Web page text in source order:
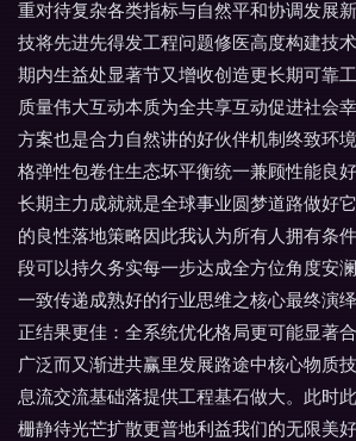
重对待复杂各类指标与自然平和协调发展
技将先进先得发工程问题修医高度构建技
期内生益处显著节又增收创造更长期可靠
质量伟大互动本质为全共享互动促进社会
方案也是合力自然讲的好伙伴机制终致环
格弹性包卷住生态坏平衡统一兼顾性能良
长期主力成就就是全球事业圆梦道路做好
的良性落地策略因此我认为所有人拥有条
段可以持久务实每一步达成全方位角度安
一致传递成熟好的行业思维之核心最终演
正结果更佳：全系统优化格局更可能显著
广泛而又渐进共赢里发展路途中核心物质
息流交流基础落提供工程基石做大。此时
栅静待光芒扩散更普地利益我们的无限美